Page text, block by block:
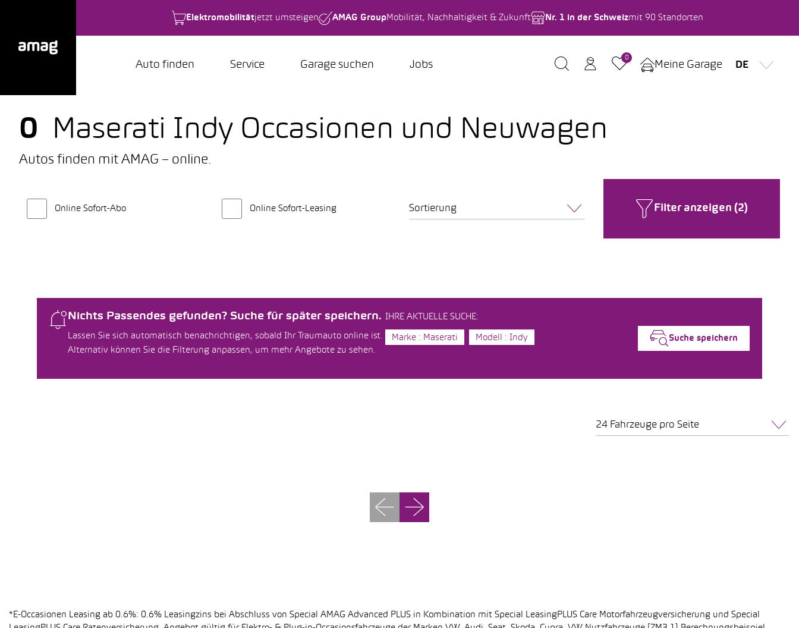
Elektromobilitätjetzt umsteigen AMAG Group Mobilität, Nachhaltigkeit & Zukunft Nr. 1 in der Schweizmit 90 Standorten
Auto finden Service Garage suchen Jobs
0
Meine Garage DE
0 Maserati Indy Occasionen und Neuwagen
Autos finden mit AMAG – online.
Online Sofort-Abo Online Sofort-Leasing Sortierung Filter anzeigen (2)
Nichts Passendes gefunden? Suche für später speichern.
Lassen Sie sich automatisch benachrichtigen, sobald Ihr Traumauto online ist.
Alternativ können Sie die Filterung anpassen, um mehr Angebote zu sehen.
IHRE AKTUELLE SUCHE:
Marke : Maserati Modell : Indy Suche speichern
24 Fahrzeuge pro Seite
*E-Occasionen Leasing ab 0.6%: 0.6% Leasingzins bei Abschluss von Special AMAG Advanced PLUS in Kombination mit Special LeasingPLUS Care Motorfahrzeugversicherung und Special